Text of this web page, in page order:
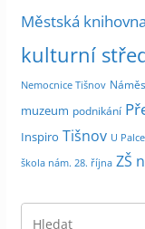
e
Městská
kulturní
Nemocnice Tišnov
muzeum podnikání
Inspiro Tišnov U Palce
škola nám. 28. října ZŠ